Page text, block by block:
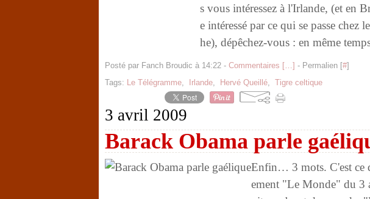
s vous intéressez à l'Irlande, (et en
e intéressé par ce qui se passe chez
he), dépêchez-vous : en même
Posté par Fanch Broudic à 14:22 - Commentaires […] - Permalien [#]
Tags: Le Télégramme, Irlande, Hervé Queillé, Tigre celtique
3 avril 2009
Barack Obama parle
Enfin… 3 mots. C'est ce
ement "Le Monde" du 3